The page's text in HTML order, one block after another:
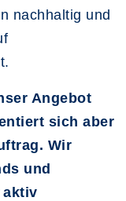
nachhaltig und
Angebot
sich aber
Wir
und
aktiv